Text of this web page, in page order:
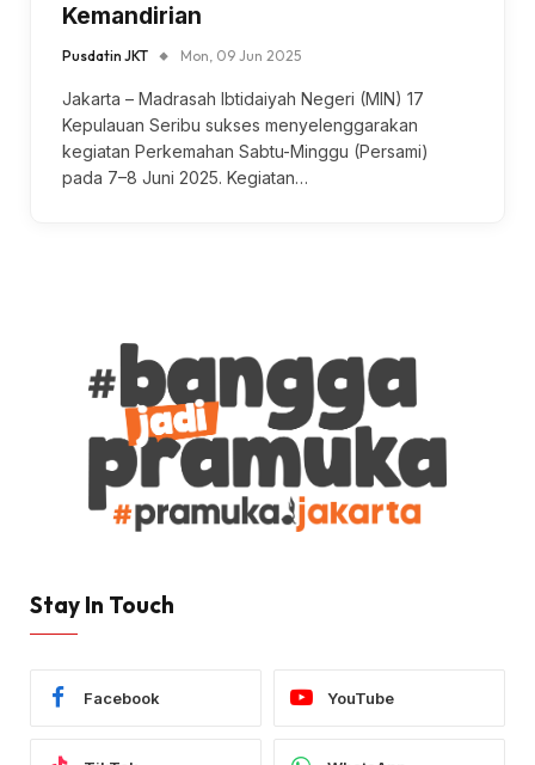
Kemandirian
Pusdatin JKT Mon, 09 Jun 2025
Jakarta – Madrasah Ibtidaiyah Negeri (MIN) 17
Kepulauan Seribu sukses menyelenggarakan
kegiatan Perkemahan Sabtu-Minggu (Persami)
pada 7–8 Juni 2025. Kegiatan…
Stay In Touch
Facebook YouTube